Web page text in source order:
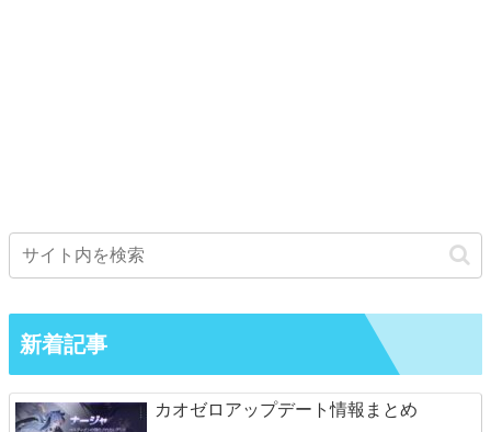
新着記事
カオゼロアップデート情報まとめ